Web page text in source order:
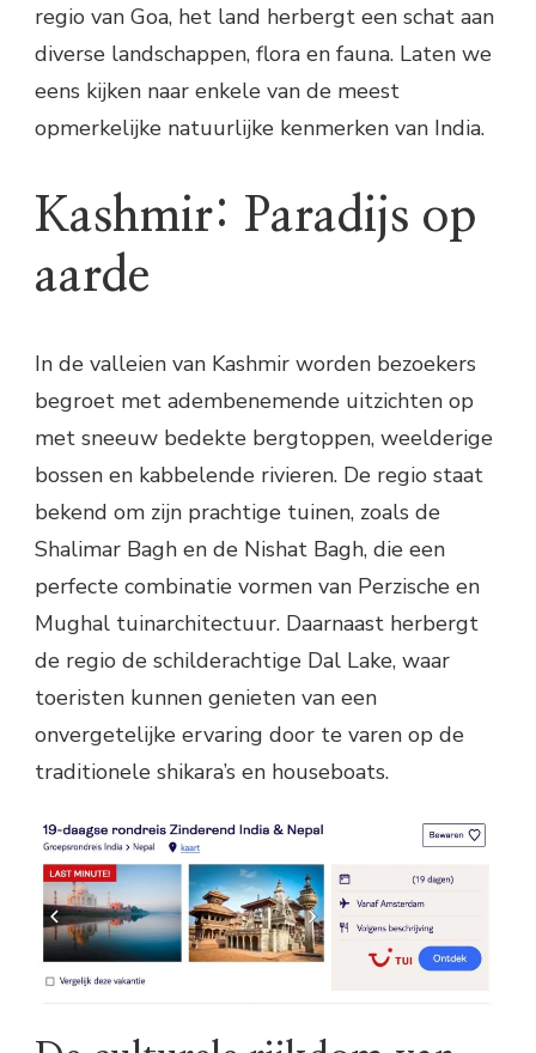
regio van Goa, het land herbergt een schat aan
diverse landschappen, flora en fauna. Laten we
eens kijken naar enkele van de meest
opmerkelijke natuurlijke kenmerken van India.
Kashmir: Paradijs op
aarde
In de valleien van Kashmir worden bezoekers
begroet met adembenemende uitzichten op
met sneeuw bedekte bergtoppen, weelderige
bossen en kabbelende rivieren. De regio staat
bekend om zijn prachtige tuinen, zoals de
Shalimar Bagh en de Nishat Bagh, die een
perfecte combinatie vormen van Perzische en
Mughal tuinarchitectuur. Daarnaast herbergt
de regio de schilderachtige Dal Lake, waar
toeristen kunnen genieten van een
onvergetelijke ervaring door te varen op de
traditionele shikara’s en houseboats.